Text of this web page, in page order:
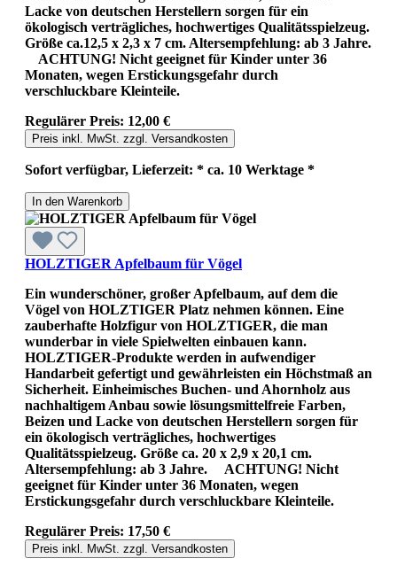
Lacke von deutschen Herstellern sorgen für ein
ökologisch verträgliches, hochwertiges Qualitätsspielzeug.
Größe ca.12,5 x 2,3 x 7 cm. Altersempfehlung: ab 3 Jahre.
ACHTUNG! Nicht geeignet für Kinder unter 36
Monaten, wegen Erstickungsgefahr durch
verschluckbare Kleinteile.
Regulärer Preis: 12,00 €
Preis inkl. MwSt. zzgl. Versandkosten
Sofort verfügbar, Lieferzeit: * ca. 10 Werktage *
In den Warenkorb
HOLZTIGER Apfelbaum für Vögel
Ein wunderschöner, großer Apfelbaum, auf dem die
Vögel von HOLZTIGER Platz nehmen können. Eine
zauberhafte Holzfigur von HOLZTIGER, die man
wunderbar in viele Spielwelten einbauen kann.
HOLZTIGER-Produkte werden in aufwendiger
Handarbeit gefertigt und gewährleisten ein Höchstmaß an
Sicherheit. Einheimisches Buchen- und Ahornholz aus
nachhaltigem Anbau sowie lösungsmittelfreie Farben,
Beizen und Lacke von deutschen Herstellern sorgen für
ein ökologisch verträgliches, hochwertiges
Qualitätsspielzeug. Größe ca. 20 x 2,9 x 20,1 cm.
Altersempfehlung: ab 3 Jahre. ACHTUNG! Nicht
geeignet für Kinder unter 36 Monaten, wegen
Erstickungsgefahr durch verschluckbare Kleinteile.
Regulärer Preis: 17,50 €
Preis inkl. MwSt. zzgl. Versandkosten